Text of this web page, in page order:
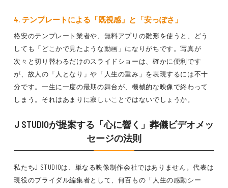
4. テンプレートによる「既視感」と「安っぽさ」
格安のテンプレート業者や、無料アプリの雛形を使うと、どう
しても「どこかで見たような動画」になりがちです。写真が
次々と切り替わるだけのスライドショーは、確かに便利です
が、故人の「人となり」や「人生の重み」を表現するには不十
分です。一生に一度の最期の舞台が、機械的な映像で終わって
しまう。それはあまりに寂しいことではないでしょうか。
J STUDIOが提案する「心に響く」葬儀ビデオメッ
セージの法則
私たちJ STUDIOは、単なる映像制作会社ではありません。代表は
現役のブライダル編集者として、何百もの「人生の感動シー